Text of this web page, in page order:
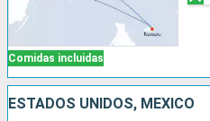
Comidas incluidas
ESTADOS UNIDOS, MÉXICO